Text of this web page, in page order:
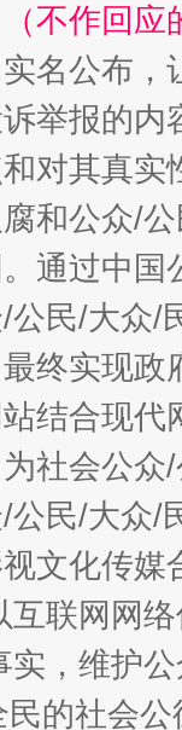
不作回应
名公布
举报的
对其真实
腐和公众/
通过中
民/大众/
终实现
结合现
社会公
公民/大众/
文化传
联网网
实，维护
的社会公